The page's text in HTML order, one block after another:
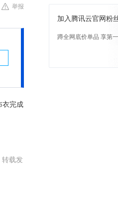
举报
衣完成
转载发
加入腾讯云官网粉
蹲全网底价单品 享第